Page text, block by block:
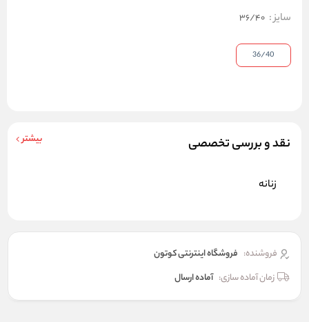
نقد و بررسی تخصصی بیشتر
زنانه
فروشنده: فروشگاه اینترنتی کوتون
زمان آماده سازی: آماده ارسال
سایز:
36/40
36/40